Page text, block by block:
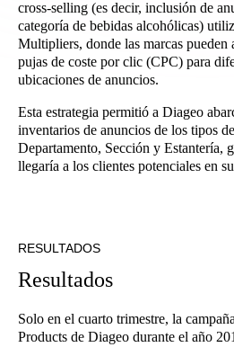
cross-selling (es decir, inclusión de
categoría de bebidas alcohólicas)
Multipliers, donde las marcas pueden
pujas de coste por clic (CPC) para
ubicaciones de anuncios.
Esta estrategia permitió a Diageo
inventarios de anuncios de los tipos
Departamento, Sección y Estantería,
llegaría a los clientes potenciales en
RESULTADOS
Resultados
Solo en el cuarto trimestre, la
Products de Diageo durante el año